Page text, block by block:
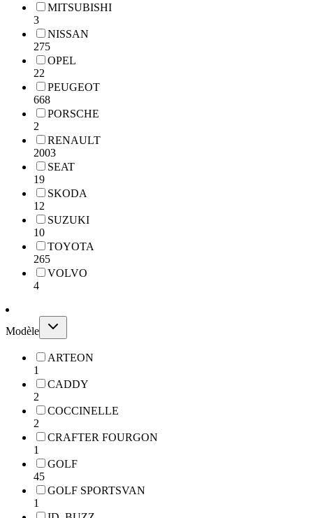
MITSUBISHI
3
NISSAN
275
OPEL
22
PEUGEOT
668
PORSCHE
2
RENAULT
2003
SEAT
19
SKODA
12
SUZUKI
10
TOYOTA
265
VOLVO
4
Modèle
ARTEON
1
CADDY
2
COCCINELLE
2
CRAFTER FOURGON
1
GOLF
45
GOLF SPORTSVAN
1